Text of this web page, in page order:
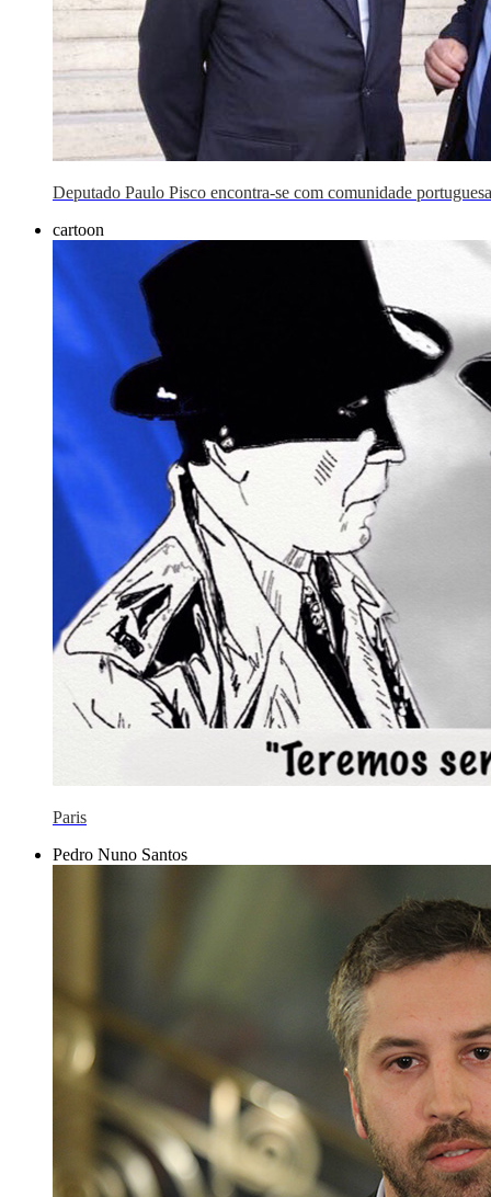
Deputado Paulo Pisco encontra-se com comunidade portuguesa
cartoon
Paris
Pedro Nuno Santos